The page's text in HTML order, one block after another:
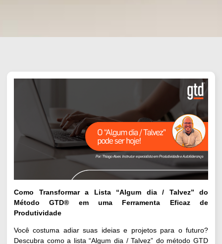
Como Transformar a Lista “Algum dia / Talvez” do
Método GTD® em uma Ferramenta Eficaz de
Produtividade
Você costuma adiar suas ideias e projetos para o futuro?
Descubra como a lista “Algum dia / Talvez” do método GTD